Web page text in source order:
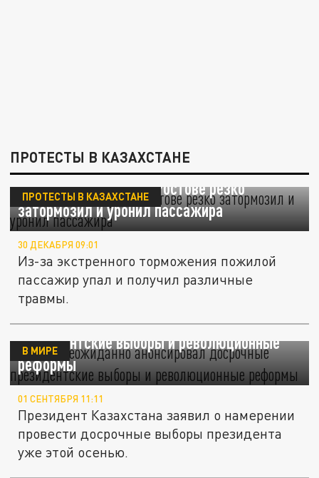
ПРОТЕСТЫ В КАЗАХСТАНЕ
Водитель автобуса в Ростове резко
затормозил и уронил пассажира
ПРОТЕСТЫ В КАЗАХСТАНЕ
30 ДЕКАБРЯ 09:01
Из-за экстренного торможения пожилой
пассажир упал и получил различные
травмы.
Токаев неожиданно анонсировал досрочные
президентские выборы и революционные
реформы
В МИРЕ
01 СЕНТЯБРЯ 11:11
Президент Казахстана заявил о намерении
провести досрочные выборы президента
уже этой осенью.